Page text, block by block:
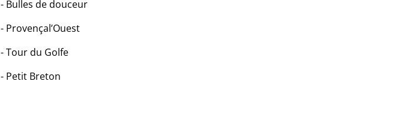
- Bulles de douceur
- Provençal’Ouest
- Tour du Golfe
- Petit Breton